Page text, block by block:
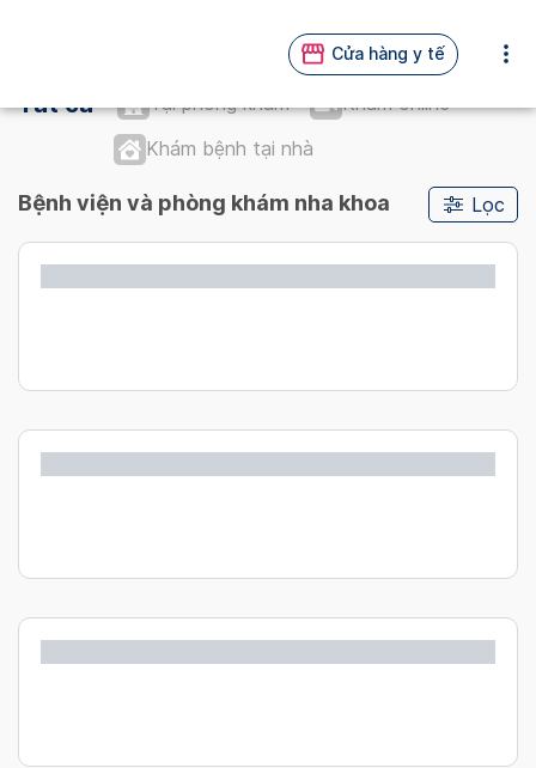
Cửa hàng y tế
Tất cả Tại phòng khám
Khám online
Khám bệnh tại nhà
Lọc
Bệnh viện và phòng khám nha khoa